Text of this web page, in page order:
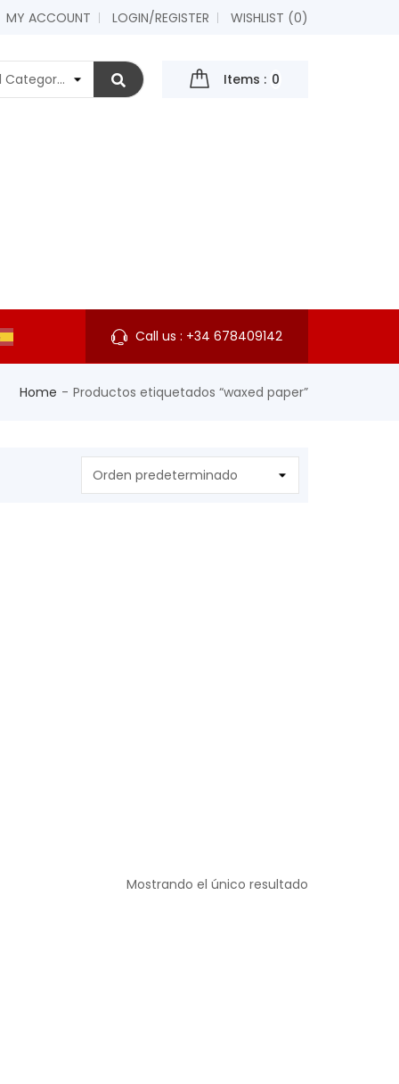
MY ACCOUNT LOGIN/REGISTER WISHLIST (0)
Items : 0
Call us : +34 678409142
Home Productos etiquetados “waxed paper”
Mostrando el único resultado